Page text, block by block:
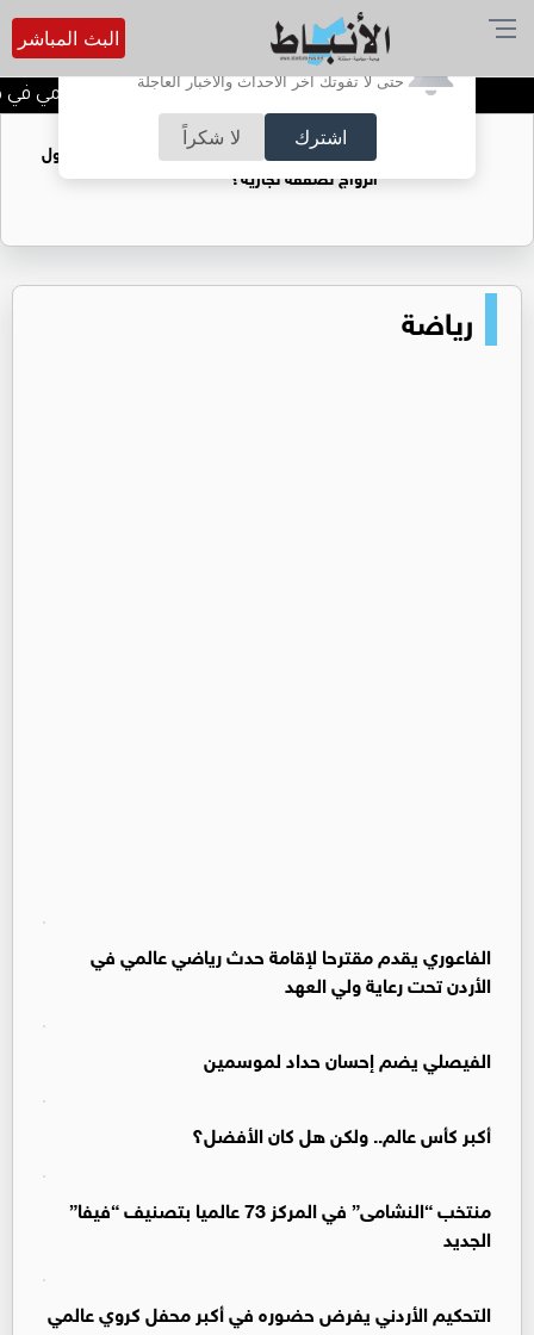
أترغب في تفعيل الإشعارات؟
حتى لا تفوتك آخر الأحداث والأخبار العاجلة
اشترك لا شكراً
البث المباشر
الحاجة خالدة محمود الكرمي في
فتيات يستغللنه لتحقيق مكاسب مادية.. هل تحول
الزواج لصفقة تجارية؟
رياضة
الفاعوري يقدم مقترحا لإقامة حدث رياضي عالمي في
الأردن تحت رعاية ولي العهد
الفيصلي يضم إحسان حداد لموسمين
أكبر كأس عالم.. ولكن هل كان الأفضل؟
منتخب “النشامى” في المركز 73 عالميا بتصنيف “فيفا”
الجديد
التحكيم الأردني يفرض حضوره في أكبر محفل كروي عالمي